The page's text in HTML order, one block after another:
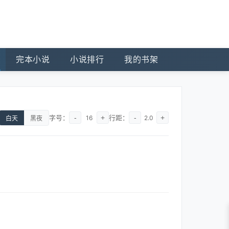
完本小说 小说排行 我的书架
白天 黑夜 字号： - 16 + 行距： - 2.0 +